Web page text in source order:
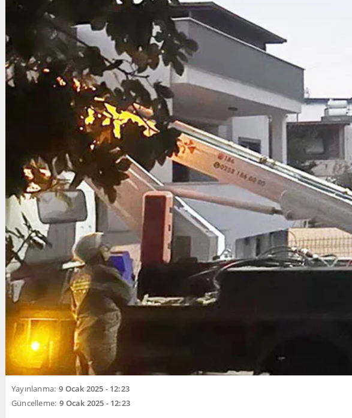
Yayınlanma: 9 Ocak 2025 - 12:23
Güncelleme: 9 Ocak 2025 - 12:23